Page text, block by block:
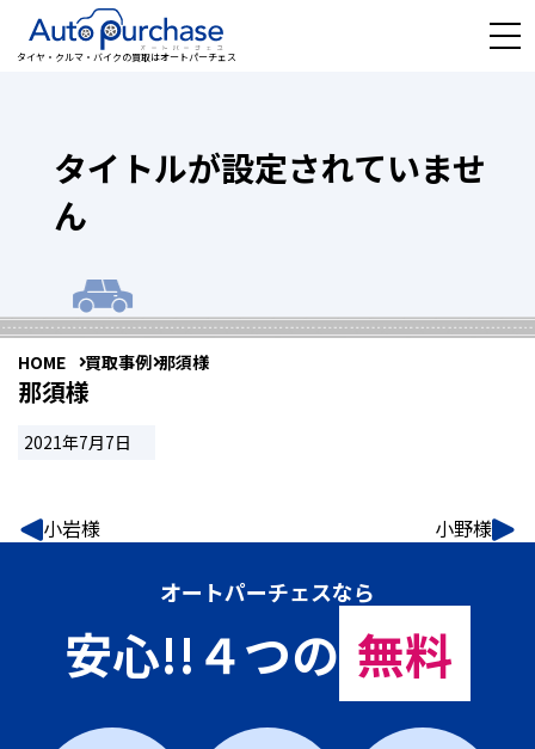
タイヤ・クルマ・バイクの買取はオートパーチェス
タイトルが設定されていませ
ん
HOME 買取事例 那須様
那須様
2021年7月7日
小岩様 小野様
オートパーチェスなら
安心!!４つの 無料